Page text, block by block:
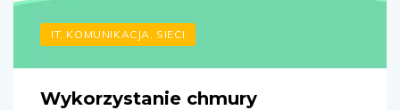
IT, KOMUNIKACJA, SIECI
Wykorzystanie chmury